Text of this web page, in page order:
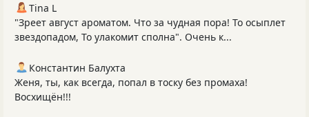
Tina L
"Зреет август ароматом. Что за чудная пора! То осыплет
звездопадом, То улакомит сполна". Очень к...
Константин Балухта
Женя, ты, как всегда, попал в тоску без промаха!
Восхищён!!!